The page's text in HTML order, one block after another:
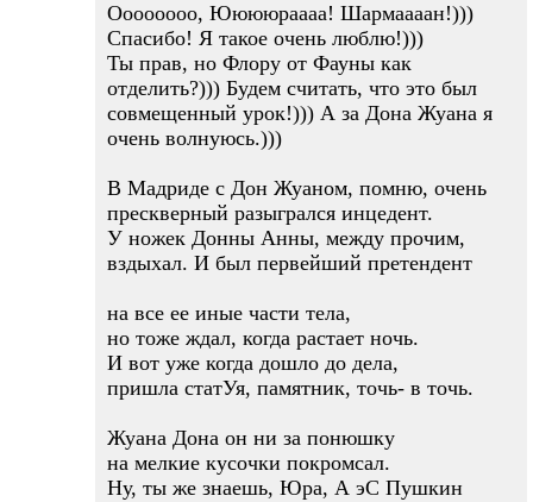
Оооооооо, Ююююраааа! Шармаааан!)))
Спасибо! Я такое очень люблю!)))
Ты прав, но Флору от Фауны как
отделить?))) Будем считать, что это был
совмещенный урок!))) А за Дона Жуана я
очень волнуюсь.)))
В Мадриде с Дон Жуаном, помню, очень
прескверный разыгрался инцедент.
У ножек Донны Анны, между прочим,
вздыхал. И был первейший претендент
на все ее иные части тела,
но тоже ждал, когда растает ночь.
И вот уже когда дошло до дела,
пришла статУя, памятник, точь- в точь.
Жуана Дона он ни за понюшку
на мелкие кусочки покромсал.
Ну, ты же знаешь, Юра, А эС Пушкин